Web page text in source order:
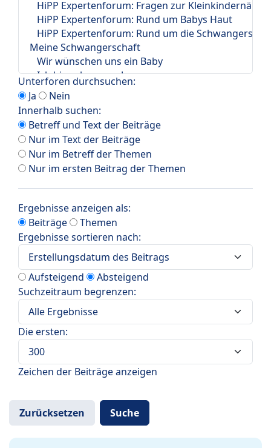
Unterforen durchsuchen:
Ja
Nein
Innerhalb suchen:
Betreff und Text der Beiträge
Nur im Text der Beiträge
Nur im Betreff der Themen
Nur im ersten Beitrag der Themen
Ergebnisse anzeigen als:
Beiträge
Themen
Ergebnisse sortieren nach:
Aufsteigend
Absteigend
Suchzeitraum begrenzen:
Die ersten:
Zeichen der Beiträge anzeigen